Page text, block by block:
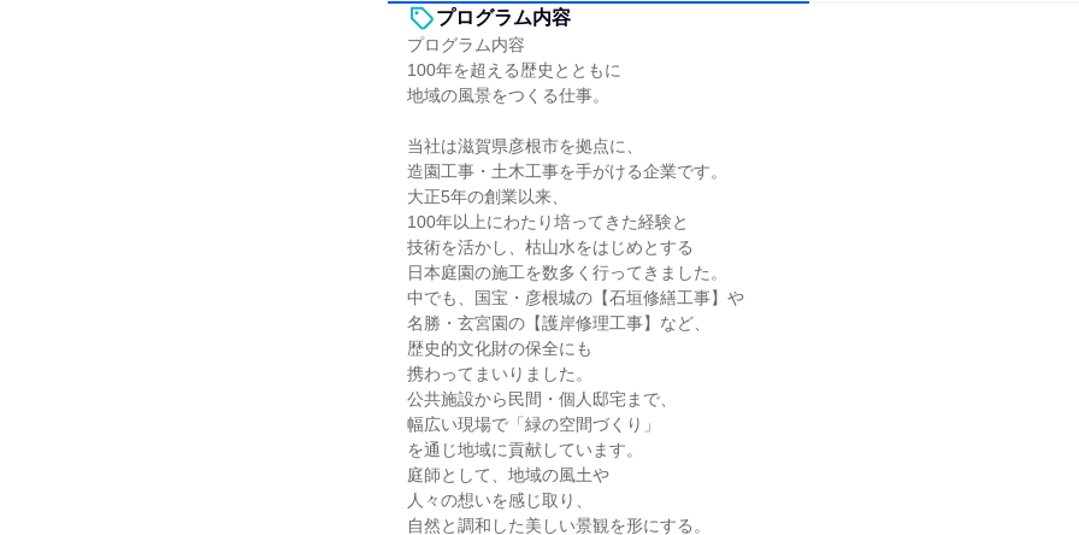
プログラム内容
プログラム内容
100年を超える歴史とともに
地域の風景をつくる仕事。
当社は滋賀県彦根市を拠点に、
造園工事・土木工事を手がける企業です。
大正5年の創業以来、
100年以上にわたり培ってきた経験と
技術を活かし、枯山水をはじめとする
日本庭園の施工を数多く行ってきました。
中でも、国宝・彦根城の【石垣修繕工事】や
名勝・玄宮園の【護岸修理工事】など、
歴史的文化財の保全にも
携わってまいりました。
公共施設から民間・個人邸宅まで、
幅広い現場で「緑の空間づくり」
を通じ地域に貢献しています。
庭師として、地域の風土や
人々の想いを感じ取り、
自然と調和した美しい景観を形にする。